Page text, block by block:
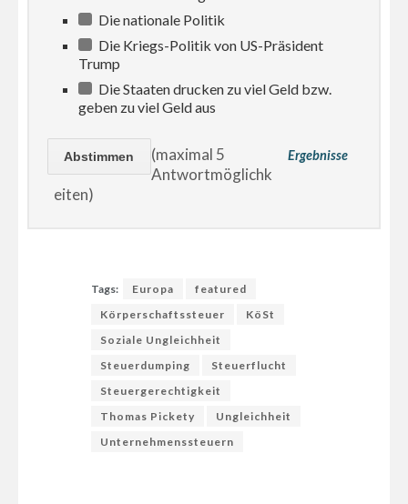
Die nationale Politik
Die Kriegs-Politik von US-Präsident
Trump
Die Staaten drucken zu viel Geld bzw.
geben zu viel Geld aus
Ergebnisse
(maximal 5
Antwortmöglichk
eiten)
Tags: Europa
featured
Körperschaftssteuer
KöSt
Soziale Ungleichheit
Steuerdumping
Steuerflucht
Steuergerechtigkeit
Thomas Pickety
Ungleichheit
Unternehmenssteuern